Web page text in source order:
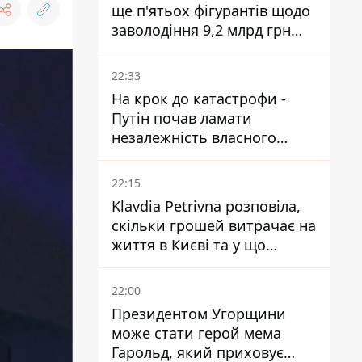
ще п'ятьох фігурантів щодо
заволодіння 9,2 млрд грн
ПриватБанку скерували до
суду
22:33
На крок до катастрофи -
Путін почав ламати
незалежність власного
Центробанку, змусивши
знизити базову ставку
22:15
Klavdia Petrivna розповіла,
скільки грошей витрачає на
життя в Києві та у що
вкладає мільйони
22:00
Президентом Угорщини
може стати герой мема
Гарольд, який приховує